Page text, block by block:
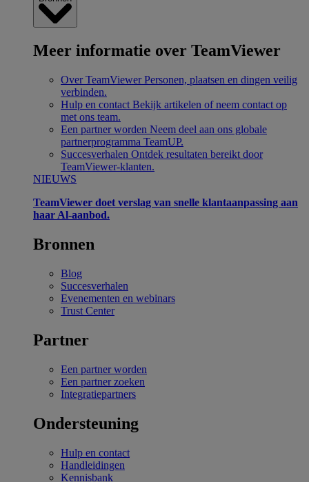
Meer informatie over TeamViewer
Over TeamViewer Personen, plaatsen en dingen veilig
verbinden.
Hulp en contact Bekijk artikelen of neem contact op
met ons team.
Een partner worden Neem deel aan ons globale
partnerprogramma TeamUP.
Succesverhalen Ontdek resultaten bereikt door
TeamViewer-klanten.
NIEUWS
TeamViewer doet verslag van snelle klantaanpassing aan
haar Al-aanbod.
Bronnen
Blog
Succesverhalen
Evenementen en webinars
Trust Center
Partner
Een partner worden
Een partner zoeken
Integratiepartners
Ondersteuning
Hulp en contact
Handleidingen
Kennisbank